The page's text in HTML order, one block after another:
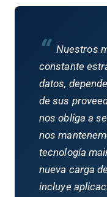
“ Nuestros
constante
datos,
de sus
nos obliga a
nos
tecnología
nueva carga
incluye